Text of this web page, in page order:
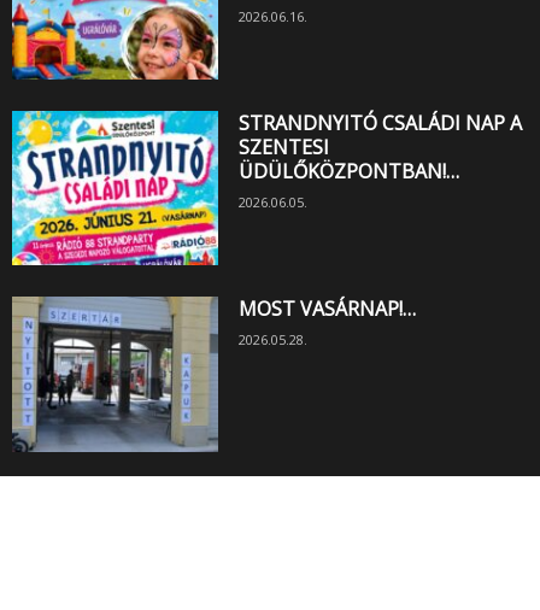
2026.06.16.
STRANDNYITÓ CSALÁDI NAP A
SZENTESI
ÜDÜLŐKÖZPONTBAN!…
2026.06.05.
MOST VASÁRNAP!…
2026.05.28.